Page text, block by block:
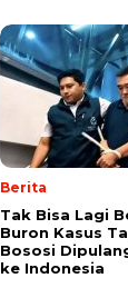
Berita
Tak Bisa Lagi
Buron Kasus
Bososi
ke Indonesia